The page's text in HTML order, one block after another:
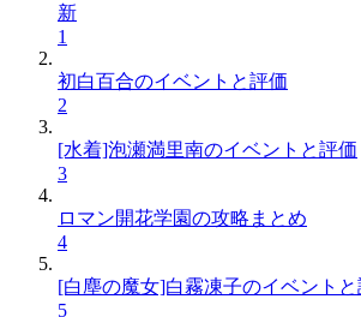
新
1
初白百合のイベントと評価
2
[水着]泡瀬満里南のイベントと評価
3
ロマン開花学園の攻略まとめ
4
[白塵の魔女]白霧凍子のイベントと
5